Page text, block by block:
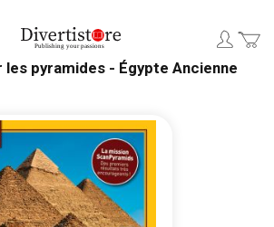
pyramides - Égypte Ancienne